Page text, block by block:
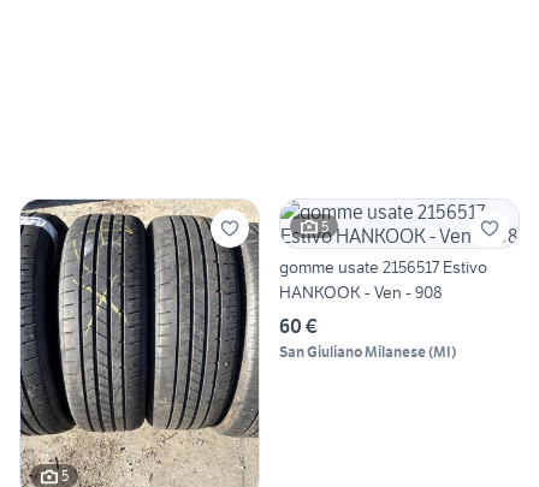
5
5
gomme usate 2156517 Estivo
HANKOOK - Ven - 908
60 €
San Giuliano Milanese(MI)